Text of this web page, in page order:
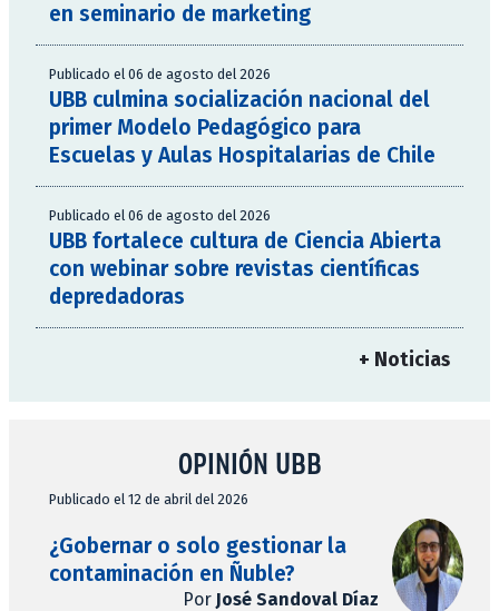
en seminario de marketing
Publicado el 06 de agosto del 2026
UBB culmina socialización nacional del
primer Modelo Pedagógico para
Escuelas y Aulas Hospitalarias de Chile
Publicado el 06 de agosto del 2026
UBB fortalece cultura de Ciencia Abierta
con webinar sobre revistas científicas
depredadoras
+ Noticias
OPINIÓN UBB
Publicado el 12 de abril del 2026
¿Gobernar o solo gestionar la
contaminación en Ñuble?
Por José Sandoval Díaz